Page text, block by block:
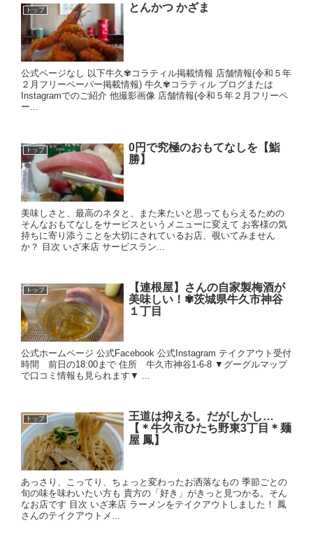
トップ とんかつ かざま
公式ページなし 以下牛久✾コラティル掲載情報 店舗情報(令和５年
２月フリーペーパー掲載情報) 牛久✾コラティル ブログまたは
Instagramでのご紹介 他撮影画像 店舗情報(令和５年２月フリーペ
ー...
トップ
0円で究極のおもてなしを【鮨
勝】
美味しさと、最高のネタと、また来たいと思ってもらえるための
そんなおもてなしをサービスというメニューに変えて お客様の気
持ちに寄り添うことを大切にされているお店、覗いてみません
か？ 目次 いざ来店 サービスラン...
トップ
【連根屋】さんの自家製梅酒が
美味しい！✾茨城県牛久市神谷
１丁目
公式ホームページ 公式Facebook 公式Instagram テイクアウト受付
時間 前日の18:00まで 住所 牛久市神谷1-6-8 ▼グーグルマップ
で口コミ情報も見られます▼ ...
トップ
王道は抑える。だがしかし…
【＊牛久市ひたち野東3丁目＊麺
屋 鳳】
あっさり、こってり、ちょっと変わったお洒落なもの 季節ごとの
旬の味を味わいたい方も 貴方の「好き」がきっと見つかる。そん
なお店です 目次 いざ来店 ラーメンをテイクアウトしました！ 鳳
さんのテイクアウトメ...